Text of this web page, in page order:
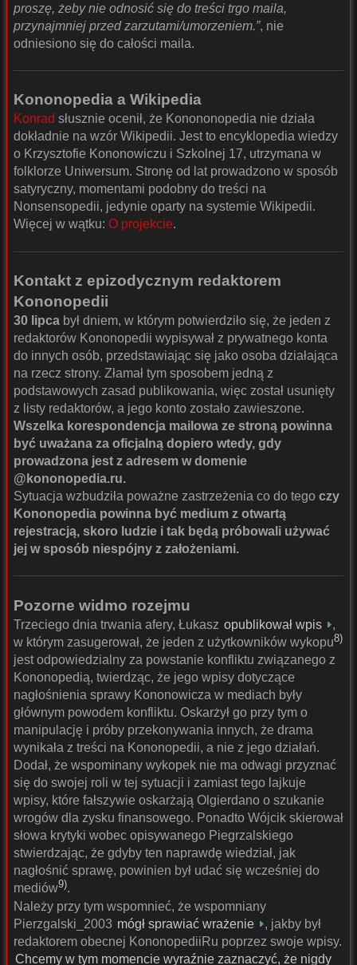
proszę, żeby nie odnosić się do treści trgo maila,
przynajmniej przed zarzutami/umorzeniem.”, nie
odniesiono się do całości maila.
Kononopedia a Wikipedia
Konrad słusznie ocenił, że Konononopedia nie działa
dokładnie na wzór Wikipedii. Jest to encyklopedia wiedzy
o Krzysztofie Kononowiczu i Szkolnej 17, utrzymana w
folklorze Uniwersum. Stronę od lat prowadzono w sposób
satyryczny, momentami podobny do treści na
Nonsensopedii, jedynie oparty na systemie Wikipedii.
Więcej w wątku: O projekcie.
Kontakt z epizodycznym redaktorem
Kononopedii
30 lipca był dniem, w którym potwierdziło się, że jeden z
redaktorów Kononopedii wypisywał z prywatnego konta
do innych osób, przedstawiając się jako osoba działająca
na rzecz strony. Złamał tym sposobem jedną z
podstawowych zasad publikowania, więc został usunięty
z listy redaktorów, a jego konto zostało zawieszone.
Wszelka korespondencja mailowa ze stroną powinna
być uważana za oficjalną dopiero wtedy, gdy
prowadzona jest z adresem w domenie
@kononopedia.ru.
Sytuacja wzbudziła poważne zastrzeżenia co do tego czy
Kononopedia powinna być medium z otwartą
rejestracją, skoro ludzie i tak będą próbowali używać
jej w sposób niespójny z założeniami.
Pozorne widmo rozejmu
Trzeciego dnia trwania afery, Łukasz opublikował wpis
,
w którym zasugerował, że jeden z użytkowników wykopu8)
jest odpowiedzialny za powstanie konfliktu związanego z
Kononopedią, twierdząc, że jego wpisy dotyczące
nagłośnienia sprawy Kononowicza w mediach były
głównym powodem konfliktu. Oskarżył go przy tym o
manipulację i próby przekonywania innych, że drama
wynikała z treści na Kononopedii, a nie z jego działań.
Dodał, że wspominany wykopek nie ma odwagi przyznać
się do swojej roli w tej sytuacji i zamiast tego lajkuje
wpisy, które fałszywie oskarżają Olgierdano o szukanie
wrogów dla zysku finansowego. Ponadto Wójcik skierował
słowa krytyki wobec opisywanego Piegrzalskiego
stwierdzając, że gdyby ten naprawdę wiedział, jak
nagłośnić sprawę, powinien był udać się wcześniej do
mediów9).
Należy przy tym wspomnieć, że wspomniany
Pierzgalski_2003 mógł sprawiać wrażenie
, jakby był
redaktorem obecnej KononopediiRu poprzez swoje wpisy.
Chcemy w tym momencie wyraźnie zaznaczyć, że nigdy